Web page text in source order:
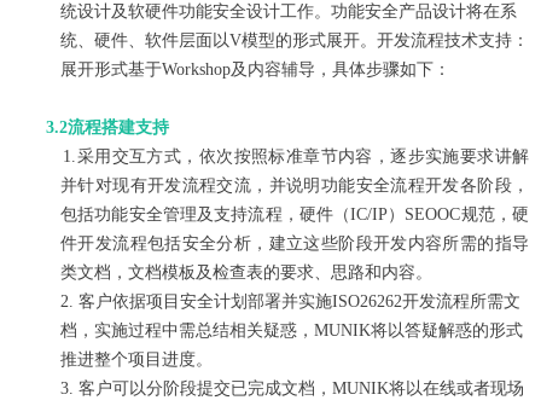
统设计及软硬件功能安全设计工作。功能安全产品设计将在系
统、硬件、软件层面以V模型的形式展开。 开发流程技术支持：
展开形式基于Workshop及内容辅导，具体步骤如下：
3.2流程搭建支持
1.采用交互方式，依次按照标准章节内容，逐步实施要求讲解
并针对现有开发流程交流，并说明功能安全流程开发各阶段，
包括功能安全管理及支持流程，硬件（IC/IP）SEOOC规范，硬
件开发流程包括安全分析，建立这些阶段开发内容所需的指导
类文档，文档模板及检查表的要求、思路和内容。
2. 客户依据项目安全计划部署并实施ISO26262开发流程所需文
档，实施过程中需总结相关疑惑，MUNIK将以答疑解惑的形式
推进整个项目进度。
3. 客户可以分阶段提交已完成文档，MUNIK将以在线或者现场